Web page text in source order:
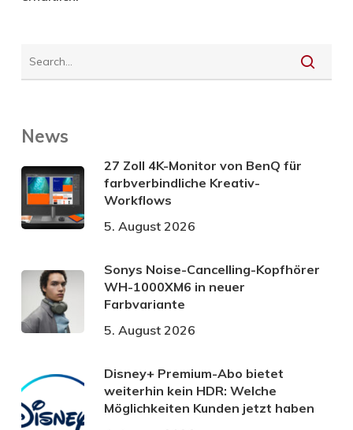
News
27 Zoll 4K-Monitor von BenQ für
farbverbindliche Kreativ-
Workflows
5. August 2026
Sonys Noise-Cancelling-Kopfhörer
WH-1000XM6 in neuer
Farbvariante
5. August 2026
Disney+ Premium-Abo bietet
weiterhin kein HDR: Welche
Möglichkeiten Kunden jetzt haben